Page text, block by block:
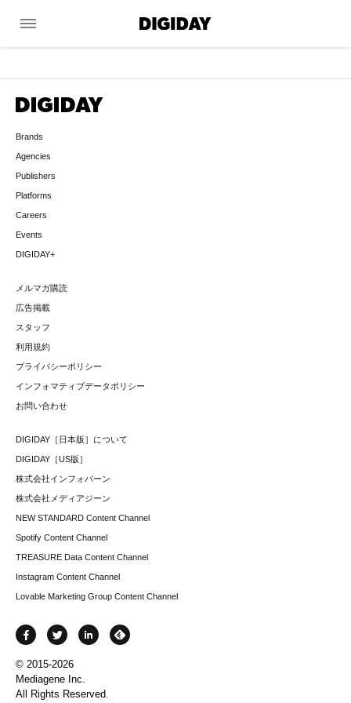
menu
Brands
Agencies
Publishers
Platforms
Careers
Events
DIGIDAY+
メルマガ購読
広告掲載
スタッフ
利用規約
プライバシーポリシー
インフォマティブデータポリシー
お問い合わせ
DIGIDAY［日本版］について
DIGIDAY［US版］
株式会社インフォバーン
株式会社メディアジーン
NEW STANDARD Content Channel
Spotify Content Channel
TREASURE Data Content Channel
Instagram Content Channel
Lovable Marketing Group Content Channel
© 2015-2026
Mediagene Inc.
All Rights Reserved.